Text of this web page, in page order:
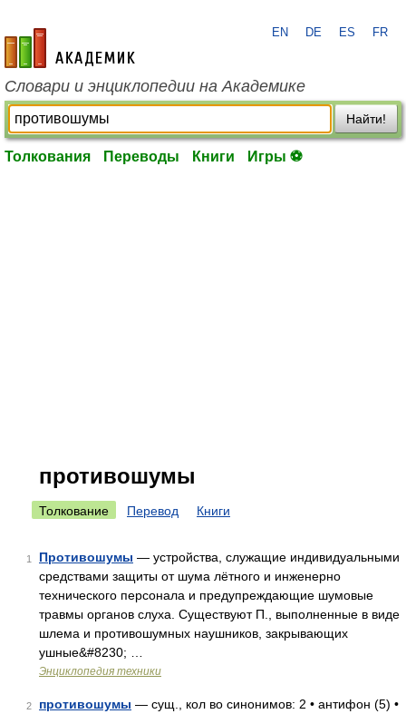
academic.ru
EN DE ES FR
Словари и энциклопедии на Академике
Найти!
Толкования Переводы Книги Игры ⚽
противошумы
Толкование Перевод Книги
1 Противошумы — устройства, служащие индивидуальными
средствами защиты от шума лётного и инженерно
технического персонала и предупреждающие шумовые
травмы органов слуха. Существуют П., выполненные в виде
шлема и противошумных наушников, закрывающих
ушные&#8230; …
Энциклопедия техники
2 противошумы — сущ., кол во синонимов: 2 • антифон (5) •